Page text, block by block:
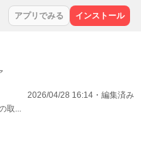
アプリでみる インストール
取...
2026/04/28 16:14・編集済み